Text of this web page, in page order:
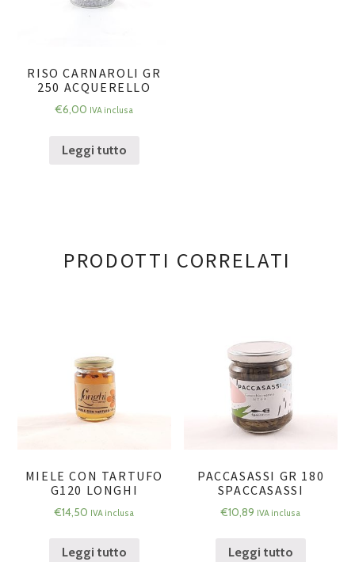
RISO CARNAROLI GR
250 ACQUERELLO
€6,00 IVA inclusa
Leggi tutto
PRODOTTI CORRELATI
MIELE CON TARTUFO
G120 LONGHI
€14,50 IVA inclusa
Leggi tutto
PACCASASSI GR 180
SPACCASASSI
€10,89 IVA inclusa
Leggi tutto